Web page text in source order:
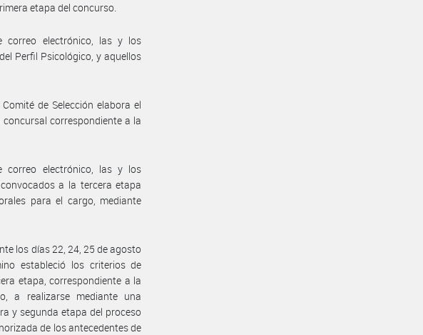
etapa del concurso.
correo electrónico, las y los
Perfil Psicológico, y aquellos
de Selección elabora el
correspondiente a la
correo electrónico, las y los
a la tercera etapa
para el cargo, mediante
los días 22, 24, 25 de agosto
estableció los criterios de
etapa, correspondiente a la
a realizarse mediante una
y segunda etapa del proceso
de los antecedentes de